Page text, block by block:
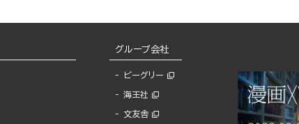
グループ会社
ビーグリー
海王社
文友舎